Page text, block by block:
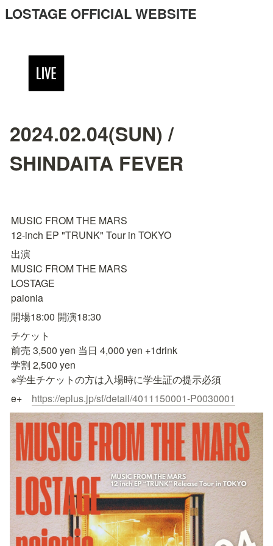
LOSTAGE OFFICIAL WEBSITE
2024.02.04(SUN) /
SHINDAITA FEVER
MUSIC FROM THE MARS
12-inch EP "TRUNK" Tour in TOKYO
出演
MUSIC FROM THE MARS
LOSTAGE
paionia
開場18:00 開演18:30
チケット
前売 3,500 yen 当日 4,000 yen +1drink
学割 2,500 yen
※学生チケットの方は入場時に学生証の提示必須
e+ https://eplus.jp/sf/detail/4011150001-P0030001